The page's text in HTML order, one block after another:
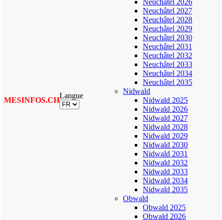
MESINFOS.CH
Langue
Neuchâtel 2026
Neuchâtel 2027
Neuchâtel 2028
Neuchâtel 2029
Neuchâtel 2030
Neuchâtel 2031
Neuchâtel 2032
Neuchâtel 2033
Neuchâtel 2034
Neuchâtel 2035
Nidwald
Nidwald 2025
Nidwald 2026
Nidwald 2027
Nidwald 2028
Nidwald 2029
Nidwald 2030
Nidwald 2031
Nidwald 2032
Nidwald 2033
Nidwald 2034
Nidwald 2035
Obwald
Obwald 2025
Obwald 2026